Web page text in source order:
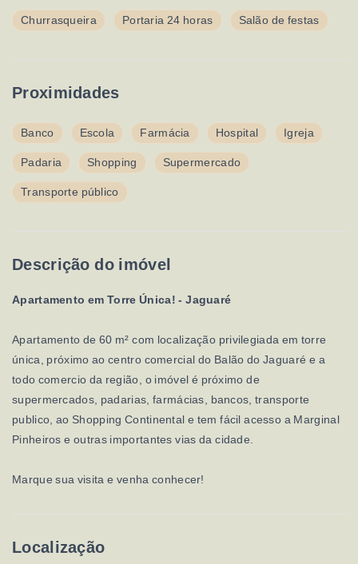
Churrasqueira Portaria 24 horas Salão de festas
Proximidades
Banco Escola Farmácia Hospital Igreja
Padaria Shopping Supermercado
Transporte público
Descrição do imóvel
Apartamento em Torre Única! - Jaguaré
Apartamento de 60 m² com localização privilegiada em torre
única, próximo ao centro comercial do Balão do Jaguaré e a
todo comercio da região, o imóvel é próximo de
supermercados, padarias, farmácias, bancos, transporte
publico, ao Shopping Continental e tem fácil acesso a Marginal
Pinheiros e outras importantes vias da cidade.
Marque sua visita e venha conhecer!
Localização